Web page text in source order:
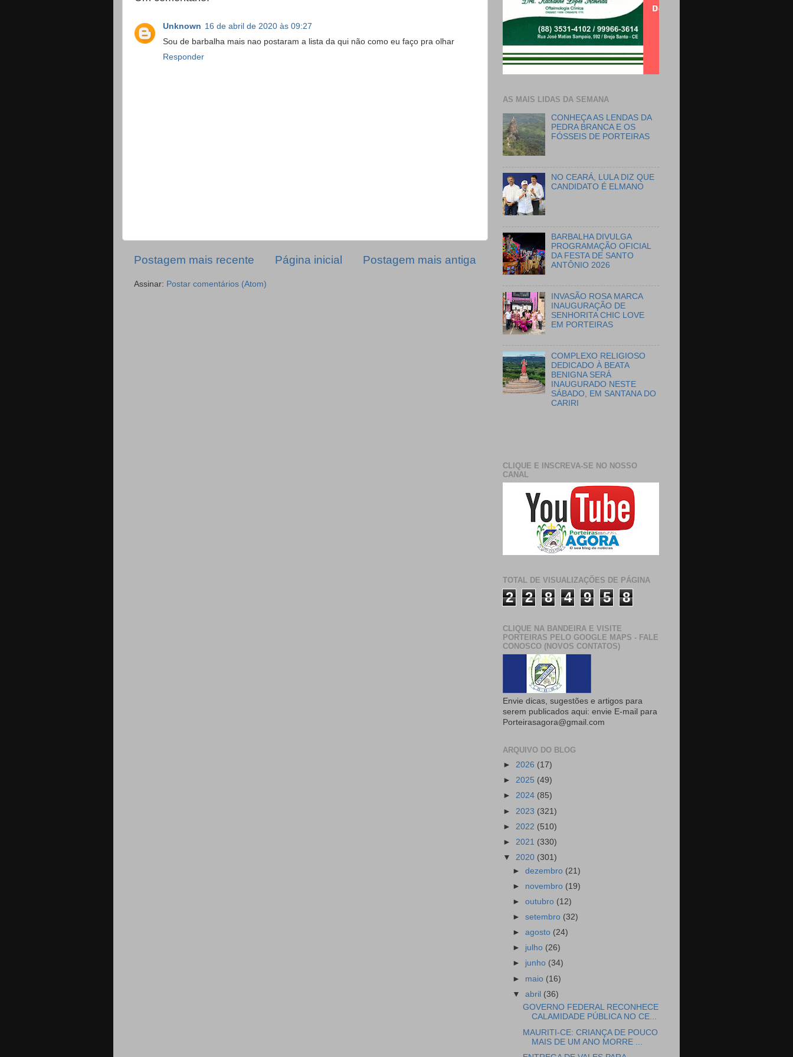
Unknown 16 de abril de 2020 às 09:27
Sou de barbalha mais nao postaram a lista da qui não como eu faço pra olhar
Responder
Postagem mais recente Postagem mais antiga
Página inicial
Assinar: Postar comentários (Atom)
AS MAIS LIDAS DA SEMANA
CONHEÇA AS LENDAS DA
PEDRA BRANCA E OS
FÓSSEIS DE PORTEIRAS
NO CEARÁ, LULA DIZ QUE
CANDIDATO É ELMANO
BARBALHA DIVULGA
PROGRAMAÇÃO OFICIAL
DA FESTA DE SANTO
ANTÔNIO 2026
INVASÃO ROSA MARCA
INAUGURAÇÃO DE
SENHORITA CHIC LOVE
EM PORTEIRAS
COMPLEXO RELIGIOSO
DEDICADO À BEATA
BENIGNA SERÁ
INAUGURADO NESTE
SÁBADO, EM SANTANA DO
CARIRI
CLIQUE E INSCREVA-SE NO NOSSO
CANAL
TOTAL DE VISUALIZAÇÕES DE PÁGINA
2 2 8 4 9 5 8
CLIQUE NA BANDEIRA E VISITE
PORTEIRAS PELO GOOGLE MAPS - FALE
CONOSCO (NOVOS CONTATOS)
Envie dicas, sugestões e artigos para
serem publicados aqui: envie E-mail para
Porteirasagora@gmail.com
ARQUIVO DO BLOG
► 2026 (17)
► 2025 (49)
► 2024 (85)
► 2023 (321)
► 2022 (510)
► 2021 (330)
▼ 2020 (301)
►dezembro (21)
► novembro (19)
►outubro (12)
►setembro (32)
►agosto (24)
► julho (26)
► junho (34)
► maio (16)
▼abril (36)
GOVERNO FEDERAL RECONHECE
CALAMIDADE PÚBLICA NO CE...
MAURITI-CE: CRIANÇA DE POUCO
MAIS DE UM ANO MORRE ...